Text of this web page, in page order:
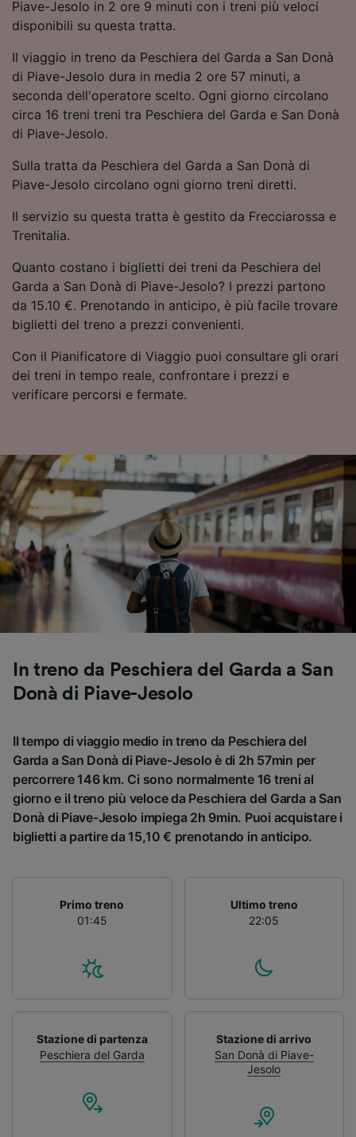
Piave-Jesolo in 2 ore 9 minuti con i treni più veloci
disponibili su questa tratta.
Il viaggio in treno da Peschiera del Garda a San Donà
di Piave-Jesolo dura in media 2 ore 57 minuti, a
seconda dell'operatore scelto. Ogni giorno circolano
circa 16 treni treni tra Peschiera del Garda e San Donà
di Piave-Jesolo.
Sulla tratta da Peschiera del Garda a San Donà di
Piave-Jesolo circolano ogni giorno treni diretti.
Il servizio su questa tratta è gestito da Frecciarossa e
Trenitalia.
Quanto costano i biglietti dei treni da Peschiera del
Garda a San Donà di Piave-Jesolo? I prezzi partono
da 15.10 €. Prenotando in anticipo, è più facile trovare
biglietti del treno a prezzi convenienti.
Con il Pianificatore di Viaggio puoi consultare gli orari
dei treni in tempo reale, confrontare i prezzi e
verificare percorsi e fermate.
In treno da Peschiera del Garda a San
Donà di Piave-Jesolo
Il tempo di viaggio medio in treno da Peschiera del
Garda a San Donà di Piave-Jesolo è di 2h 57min per
percorrere 146 km. Ci sono normalmente 16 treni al
giorno e il treno più veloce da Peschiera del Garda a San
Donà di Piave-Jesolo impiega 2h 9min. Puoi acquistare i
biglietti a partire da 15,10 € prenotando in anticipo.
Primo treno
01:45
Ultimo treno
22:05
Stazione di partenza
Peschiera del Garda
Stazione di arrivo
San Donà di Piave-
Jesolo
Utilizzare dati di geolocalizzazione precisi.
Scansione attiva delle caratteristiche del
Archiviare informazioni su dispositivo e/o
accedervi. Pubblicità e contenuti
personalizzati, misurazione delle prestazioni
dei contenuti e degli annunci, ricerche sul
pubblico, sviluppo di servizi.